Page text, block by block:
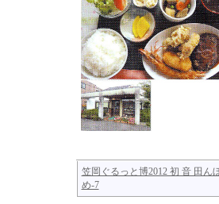
笠岡ぐるっと博2012 初 音 田ん
め-7